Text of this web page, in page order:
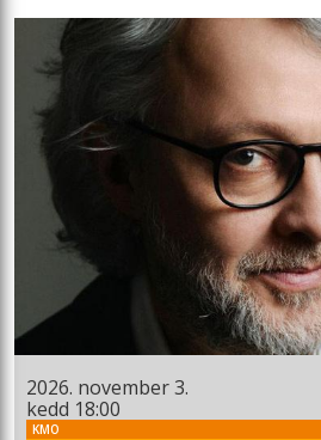
2026. november 3.
kedd 18:00
KMO